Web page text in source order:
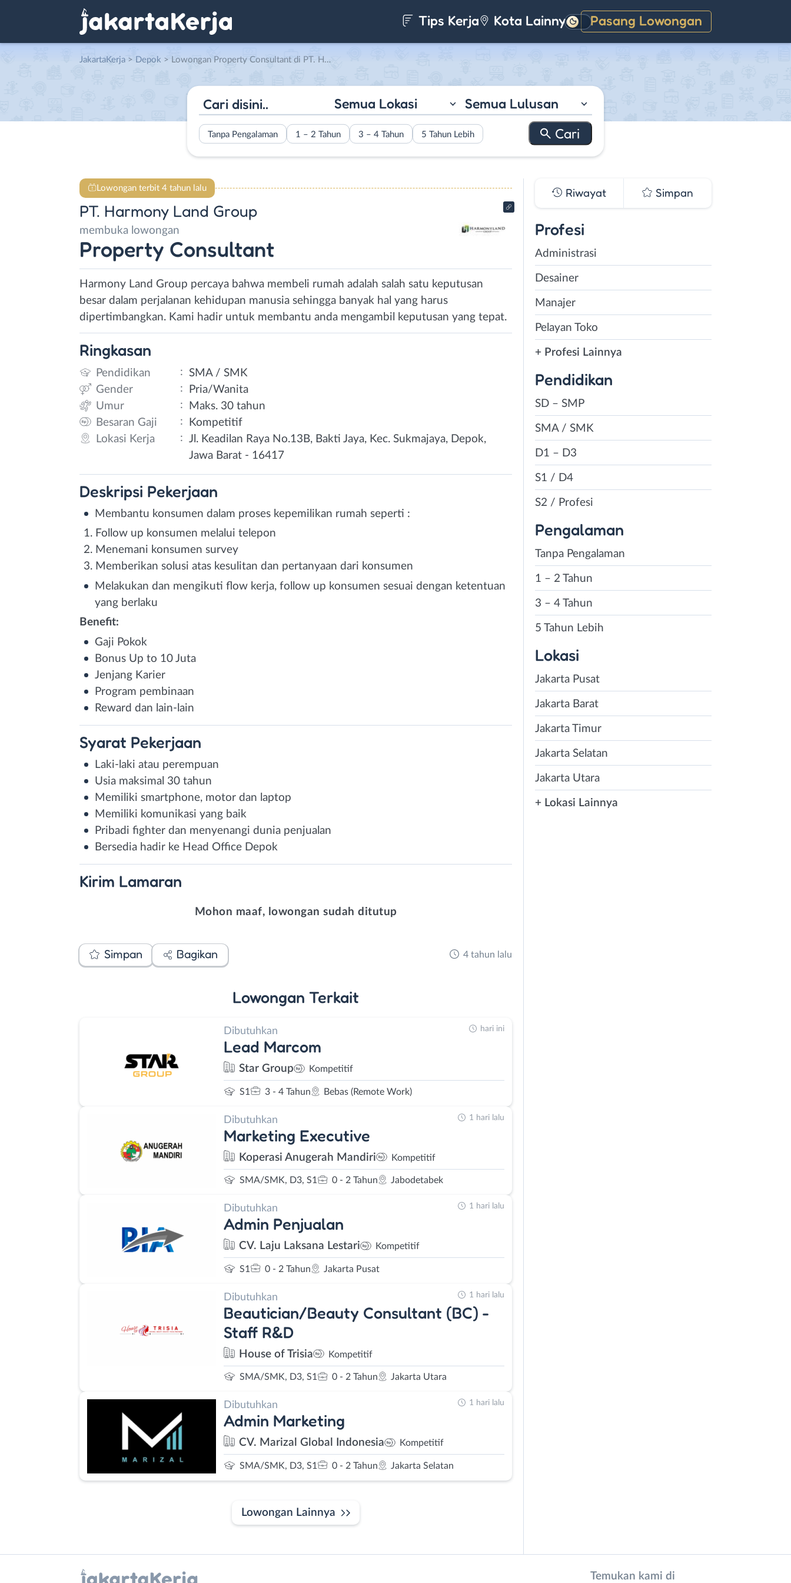
Tips Kerja Kota Lainnya Pasang Lowongan
Gelap
JakartaKerja > Depok > Lowongan Property Consultant di PT. Harmony Land Group
Semua Lokasi Semua Lulusan
Tanpa Pengalaman 1 – 2 Tahun 3 – 4 Tahun 5 Tahun Lebih
Lowongan terbit 4 tahun lalu
PT. Harmony Land Group
membuka lowongan
Property Consultant
Harmony Land Group percaya bahwa membeli rumah adalah salah satu keputusan
besar dalam perjalanan kehidupan manusia sehingga banyak hal yang harus
dipertimbangkan. Kami hadir untuk membantu anda mengambil keputusan yang tepat.
Ringkasan
Pendidikan : SMA / SMK
Gender
:
Pria/Wanita
Umur
:
Maks. 30 tahun
Besaran Gaji
:
Kompetitif
Lokasi Kerja
: Jl. Keadilan Raya No.13B, Bakti Jaya, Kec. Sukmajaya, Depok,
Jawa Barat - 16417
Deskripsi Pekerjaan
Membantu konsumen dalam proses kepemilikan rumah seperti :
Follow up konsumen melalui telepon
Menemani konsumen survey
Memberikan solusi atas kesulitan dan pertanyaan dari konsumen
Melakukan dan mengikuti flow kerja, follow up konsumen sesuai dengan ketentuan
yang berlaku
Benefit:
Gaji Pokok
Bonus Up to 10 Juta
Jenjang Karier
Program pembinaan
Reward dan lain-lain
Syarat Pekerjaan
Laki-laki atau perempuan
Usia maksimal 30 tahun
Memiliki smartphone, motor dan laptop
Memiliki komunikasi yang baik
Pribadi fighter dan menyenangi dunia penjualan
Bersedia hadir ke Head Office Depok
Kirim Lamaran
Mohon maaf, lowongan sudah ditutup
Simpan Bagikan 4 tahun lalu
Lowongan Terkait
Dibutuhkan
Lead Marcom
Star Group Kompetitif
S1 3 - 4 Tahun Bebas (Remote Work)
hari ini
Dibutuhkan
Marketing Executive
Koperasi Anugerah Mandiri Kompetitif
SMA/SMK, D3, S1 0 - 2 Tahun Jabodetabek
1 hari lalu
Dibutuhkan
Admin Penjualan
CV. Laju Laksana Lestari Kompetitif
S1 0 - 2 Tahun Jakarta Pusat
1 hari lalu
Dibutuhkan
Beautician/Beauty Consultant (BC) -
Staff R&D
House of Trisia Kompetitif
SMA/SMK, D3, S1 0 - 2 Tahun Jakarta Utara
1 hari lalu
Dibutuhkan
Admin Marketing
CV. Marizal Global Indonesia Kompetitif
SMA/SMK, D3, S1 0 - 2 Tahun Jakarta Selatan
1 hari lalu
Lowongan Lainnya
Riwayat Simpan
Profesi
Administrasi
Desainer
Manajer
Pelayan Toko
+ Profesi Lainnya
Pendidikan
SD – SMP
SMA / SMK
D1 – D3
S1 / D4
S2 / Profesi
Pengalaman
Tanpa Pengalaman
1 – 2 Tahun
3 – 4 Tahun
5 Tahun Lebih
Lokasi
Jakarta Pusat
Jakarta Barat
Jakarta Timur
Jakarta Selatan
Jakarta Utara
+ Lokasi Lainnya
Temukan kami di